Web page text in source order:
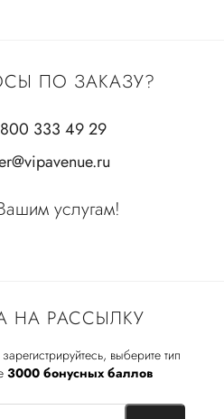
НА РАССЫЛКУ
выберите тип
3000 бонусных баллов
ПО ЗАКАЗУ?
333 49 29
услугам!